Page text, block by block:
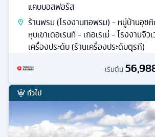
ตุรกี
ทัวร์ตุรเคีย 9วัน
ก.ค. / ส.ค. / ก.ย. / ต.ค. /
20มื้อ
ที่พักระดับ
วิหารแห่งอาร์เมทิสโบราณ สุสานโรมันโ
แคบบอสฟอรัส